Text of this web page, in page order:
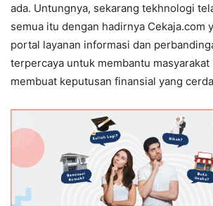
ada. Untungnya, sekarang tekhnologi
semua itu dengan hadirnya Cekaja.com
portal layanan informasi dan
terpercaya untuk membantu masyarakat
membuat keputusan finansial yang